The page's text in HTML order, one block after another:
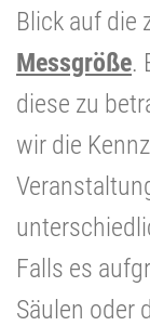
Blick auf die
Messgröße.
diese zu
wir die
Falls es
Säulen oder